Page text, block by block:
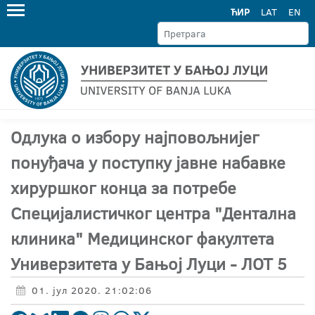
ЋИР LAT EN
Одлука о избору најповољнијег
понуђача у поступку јавне набавке
хируршког конца за потребе
Специјалистичког центра "Дентална
клиника" Медицинског факултета
Универзитета у Бањој Луци - ЛОТ 5
01. јул 2020. 21:02:06